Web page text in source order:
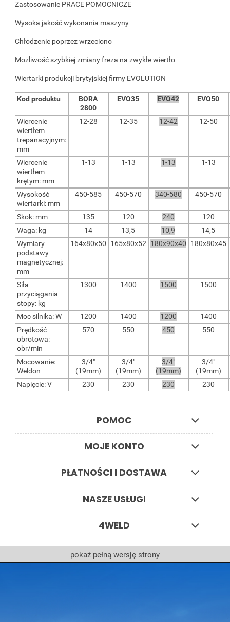
Zastosowanie PRACE POMOCNICZE
Wysoka jakość wykonania maszyny
Chłodzenie poprzez wrzeciono
Możliwość szybkiej zmiany freza na zwykłe wiertło
Wiertarki produkcji brytyjskiej firmy EVOLUTION
Kod produktu
BORA
2800
EVO35 EVO42 EVO50
Wiercenie
wiertłem
trepanacyjnym:
mm
12-28 12-35 12-42 12-50
Wiercenie
wiertłem
krętym: mm
1-13 1-13 1-13 1-13
Wysokość
wiertarki: mm
450-585 450-570 340-580 450-570
Skok: mm 135 120 240
120
Waga: kg
14 13,5 10,9
14,5
Wymiary
podstawy
magnetycznej:
mm
164x80x50 165x80x52 180x90x40 180x80x45
Siła
przyciągania
stopy: kg
1300 1400 1500 1500
Moc silnika: W 1200 1400 1200
1400
Prędkość
obrotowa:
obr/min
570 550 450 550
Mocowanie:
Weldon
3/4"
(19mm)
3/4"
(19mm)
3/4"
(19mm)
3/4"
(19mm)
Napięcie: V
230 230 230 230
POMOC
MOJE KONTO
PŁATNOŚCI I DOSTAWA
NASZE USŁUGI
4WELD
pokaż pełną wersję strony